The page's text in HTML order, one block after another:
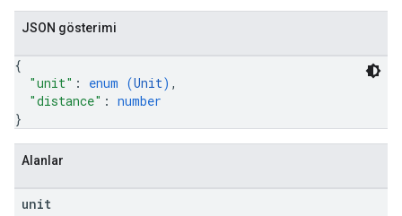
JSON gösterimi
{
"unit" : enum (Unit) ,
"distance" : number
}
Alanlar
unit